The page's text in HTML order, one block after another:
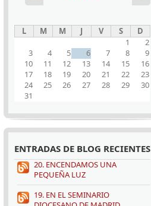
L M M J V S
D
1
2
3
4 5 6 7 8
9
10
11 12 13 14 15
16
17
18 19 20 21 22
23
24
25 26 27 28 29
30
31
ENTRADAS DE BLOG RECIENTES
20. ENCENDAMOS UNA
PEQUEÑA LUZ
19. EN EL SEMINARIO